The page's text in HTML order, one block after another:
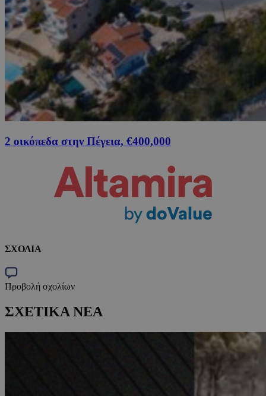
2 οικόπεδα στην Πέγεια, €400,000
ΣΧΟΛΙΑ
Προβολή σχολίων
ΣΧΕΤΙΚΑ ΝΕΑ